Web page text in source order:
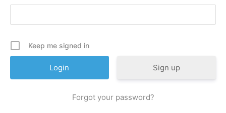
Keep me signed in
Sign up
Forgot your password?